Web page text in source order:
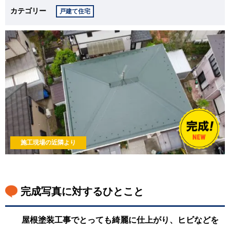
カテゴリー 戸建て住宅
施工現場の近隣より
完成写真に対するひとこと
屋根塗装工事でとっても綺麗に仕上がり、ヒビなどを